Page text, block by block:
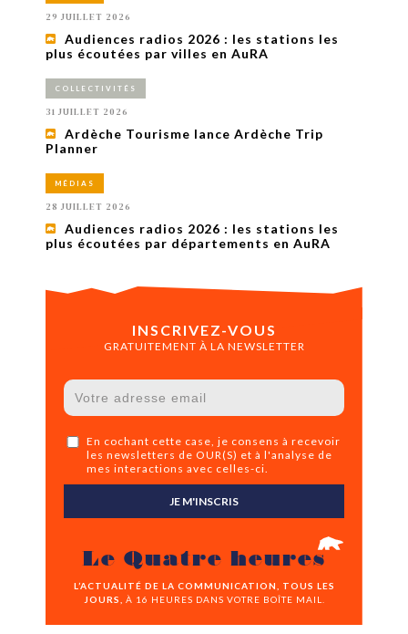
29 JUILLET 2026
Audiences radios 2026 : les stations les
plus écoutées par villes en AuRA
COLLECTIVITÉS
31 JUILLET 2026
Ardèche Tourisme lance Ardèche Trip
Planner
MÉDIAS
28 JUILLET 2026
Audiences radios 2026 : les stations les
plus écoutées par départements en AuRA
INSCRIVEZ-VOUS
GRATUITEMENT À LA NEWSLETTER
En cochant cette case, je consens à recevoir
les newsletters de OUR(S) et à l'analyse de
mes interactions avec celles-ci.
JE M'INSCRIS
Le Quatre heures
L’ACTUALITÉ DE LA COMMUNICATION, TOUS LES
JOURS,
À 16 HEURES DANS VOTRE BOÎTE MAIL.